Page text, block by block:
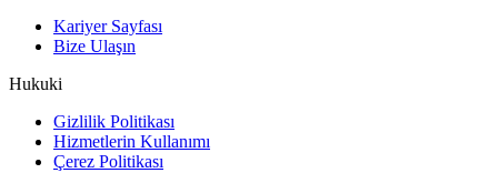
Kariyer Sayfası
Bize Ulaşın
Hukuki
Gizlilik Politikası
Hizmetlerin Kullanımı
Çerez Politikası